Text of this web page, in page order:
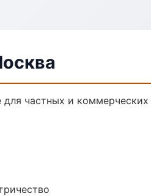
частных и